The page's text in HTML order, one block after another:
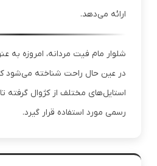
ارائه می‌دهد.
شلوار مام فیت مردانه، امروزه به
در عین حال راحت شناخته می‌شود
استایل‌های مختلف از کژوال گرفته
رسمی مورد استفاده قرار گیرد.